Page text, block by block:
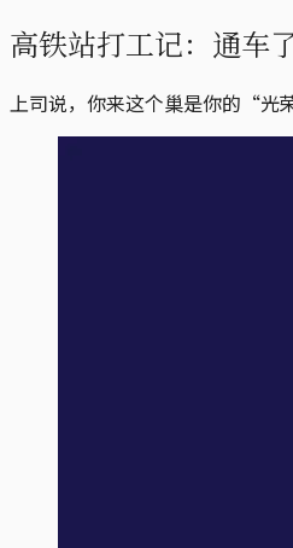
高铁站打工记：通
上司说，你来这个巢是你的“光